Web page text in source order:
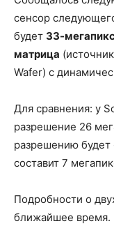
сенсор
будет 33-
матрица
Wafer) с
Для сравнения: у
разрешение 26
разрешению будет
составит 7
Подробности о
ближайшее время.